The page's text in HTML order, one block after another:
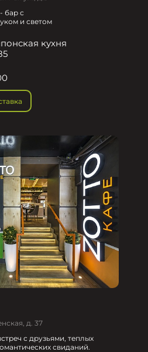
бар с
и светом
кухня
д. 37
с друзьями, теплых
свиданий.